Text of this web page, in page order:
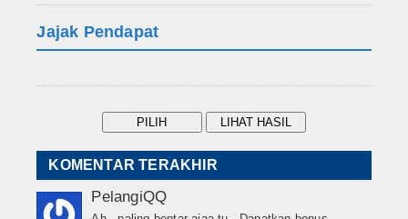
Jajak Pendapat
KOMENTAR TERAKHIR
PelangiQQ